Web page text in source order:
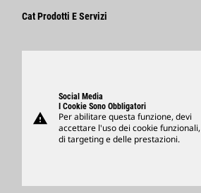
Innovazione
Fornitori
Cat Prodotti E Servizi
Support
Merchandising
Trova Un Dealer
warning
Social Media
I Cookie Sono Obbligatori
Per abilitare questa funzione, devi
accettare l'uso dei cookie funzionali,
di targeting e delle prestazioni.